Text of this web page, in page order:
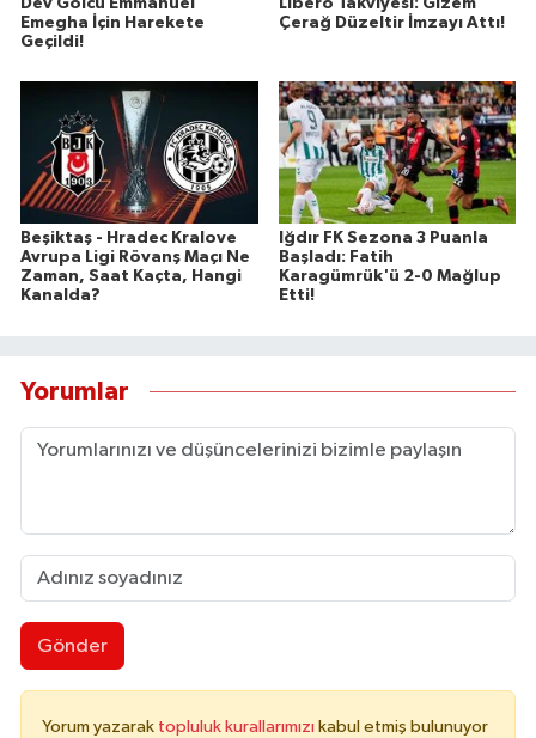
Emegha İçin Harekete
Geçildi!
Çerağ Düzeltir İmzayı Attı!
Beşiktaş - Hradec Kralove
Avrupa Ligi Rövanş Maçı Ne
Zaman, Saat Kaçta, Hangi
Kanalda?
Iğdır FK Sezona 3 Puanla
Başladı: Fatih
Karagümrük'ü 2-0 Mağlup
Etti!
Yorumlar
Gönder
Yorum yazarak topluluk kurallarımızı kabul etmiş bulunuyor